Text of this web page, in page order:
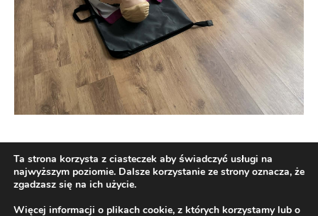
Ta strona korzysta z ciasteczek aby świadczyć usługi na
najwyższym poziomie. Dalsze korzystanie ze strony oznacza, że
zgadzasz się na ich użycie.
Więcej informacji o plikach cookie, z których korzystamy lub o